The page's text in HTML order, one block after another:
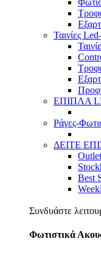
Ταινίες
ΕΠΙΠΛΑ
Ράγες-
ΔΕΙΤΕ
Outlet
Best
Συνδυάστε
Φωτιστικά